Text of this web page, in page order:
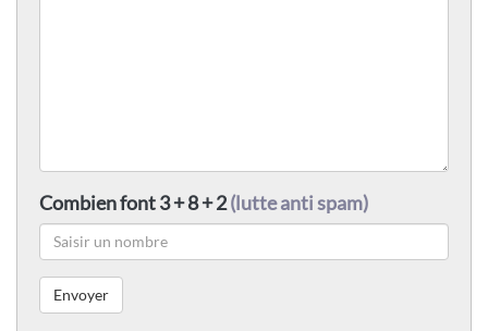
Combien font 3 + 8 + 2(lutte anti spam)